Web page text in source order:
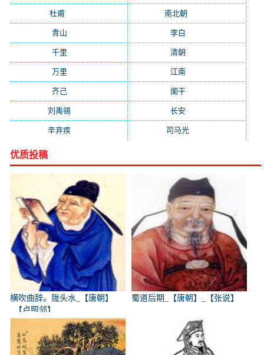
杜甫 南北朝
青山 李白
千里 清朝
万里 江南(805)
齐己(781) 阑干(723)
刘禹锡 长安(695)
辛弃疾 司马光
优质投稿
横吹曲辞。陇头水_【唐朝】
_【卢照邻】
蜀道后期_【唐朝】_【张说】